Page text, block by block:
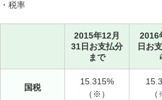
・税率
2015年12月
31日お支払分
まで
2016
日お
国税
15.315%
（※）